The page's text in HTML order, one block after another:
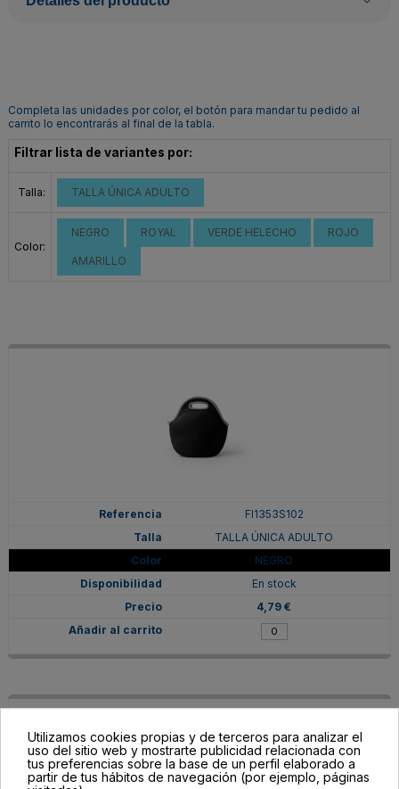
Completa las unidades por color, el botón para mandar tu pedido al
carrito lo encontrarás al final de la tabla.
Filtrar lista de variantes por:
Talla: TALLA ÚNICA ADULTO
Color:
NEGRO ROYAL VERDE HELECHO ROJO
AMARILLO
FI1353S102
TALLA ÚNICA ADULTO
NEGRO
En stock
4,79 €
Utilizamos cookies propias y de terceros para analizar el
uso del sitio web y mostrarte publicidad relacionada con
tus preferencias sobre la base de un perfil elaborado a
partir de tus hábitos de navegación (por ejemplo, páginas